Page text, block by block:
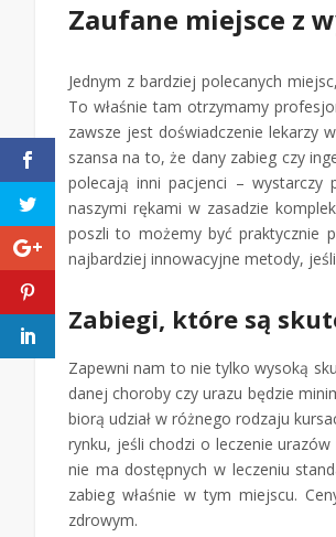
Zaufane miejsce z
Jednym z bardziej polecanych
To właśnie tam otrzymamy
zawsze jest doświadczenie lekarzy
szansa na to, że dany zabieg czy
polecają inni pacjenci – wystarczy
naszymi rękami w zasadzie
poszli to możemy być praktycznie
najbardziej innowacyjne metody,
Zabiegi, które są
Zapewni nam to nie tylko wysoką
danej choroby czy urazu będzie
biorą udział w różnego rodzaju
rynku, jeśli chodzi o leczenie
nie ma dostępnych w leczeniu
zabieg właśnie w tym miejscu.
zdrowym.